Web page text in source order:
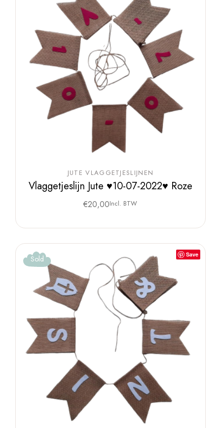
JUTE VLAGGETJESLIJNEN
Vlaggetjeslijn Jute ♥10-07-2022♥ Roze
€20,00Incl. BTW
Save
Sold